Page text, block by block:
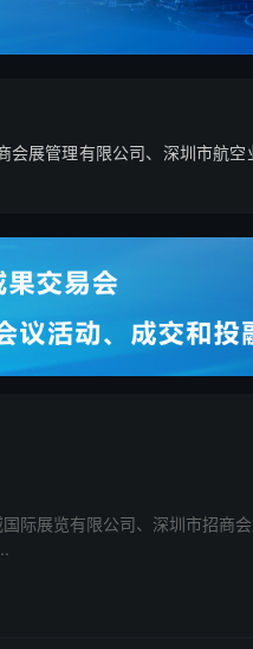
展管理有限公司、深圳市航
际展览有限公司、深圳市招商